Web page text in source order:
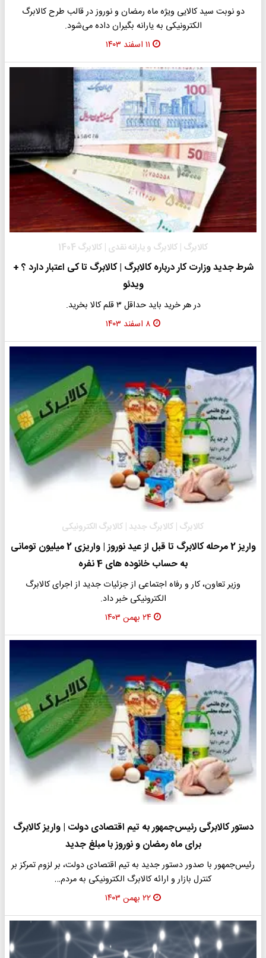
دو نوبت سید کالایی ویژه ماه رمضان و نوروز در قالب طرح کالابرگ
الکترونیکی به یارانه بگیران داده می‌شود.
۱۱ اسفند ۱۴۰۳
کالابرگ | کالابرگ و یارانه نقدی | کالابرگ 1404
شرط جدید وزارت کار درباره کالابرگ | کالابرگ تا کی اعتبار دارد ؟ +
ویدئو
در هر خرید باید حداقل ۳ قلم کالا بخرید.
۸ اسفند ۱۴۰۳
کالابرگ | کالابرگ جدید | کالابرگ الکترونیکی
واریز 2 مرحله کالابرگ تا قبل از عید نوروز | واریزی 2 میلیون تومانی
به حساب خانوده های 4 نفره
وزیر تعاون، کار و رفاه اجتماعی از جزئیات جدید از اجرای کالابرگ
الکترونیکی خبر داد.
۲۴ بهمن ۱۴۰۳
دستور کالابرگی رئیس‌جمهور به تیم اقتصادی دولت | واریز کالابرگ
برای ماه رمضان و نوروز با مبلغ جدید
رئیس‌جمهور با صدور دستور جدید به تیم اقتصادی دولت، بر لزوم تمرکز بر
کنترل بازار و ارائه کالابرگ الکترونیکی به مردم…
۲۲ بهمن ۱۴۰۳